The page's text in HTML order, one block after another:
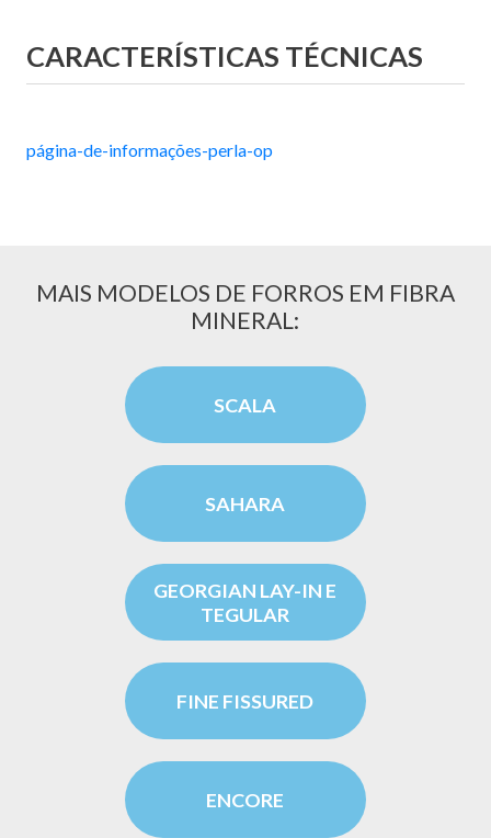
CARACTERÍSTICAS TÉCNICAS
página-de-informações-perla-op
MAIS MODELOS DE FORROS EM FIBRA
MINERAL:
SCALA
SAHARA
GEORGIAN LAY-IN E
TEGULAR
FINE FISSURED
ENCORE